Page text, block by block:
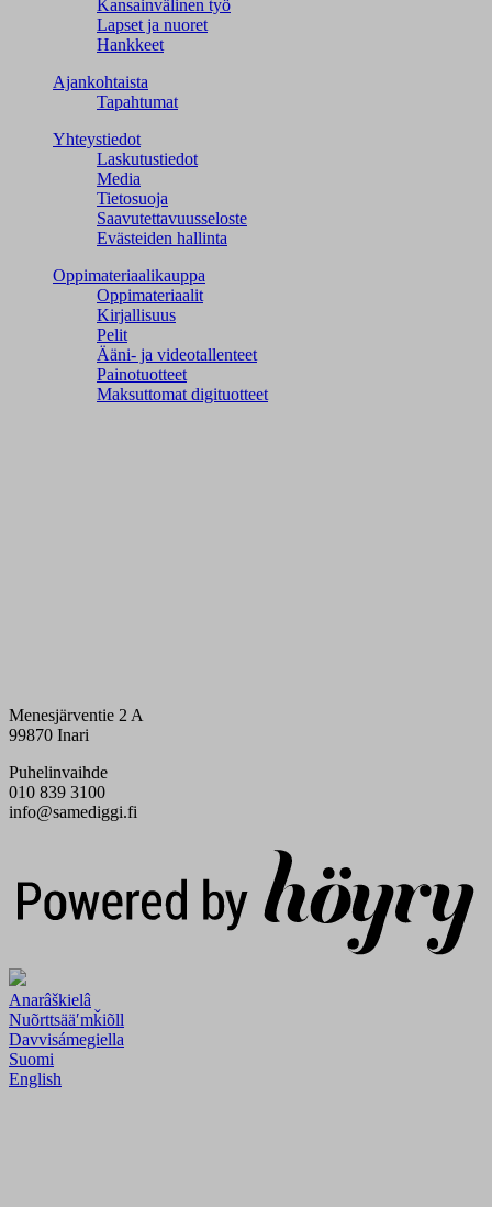
Kansainvälinen työ
Lapset ja nuoret
Hankkeet
Ajankohtaista
Tapahtumat
Yhteystiedot
Laskutustiedot
Media
Tietosuoja
Saavutettavuusseloste
Evästeiden hallinta
Oppimateriaalikauppa
Oppimateriaalit
Kirjallisuus
Pelit
Ääni- ja videotallenteet
Painotuotteet
Maksuttomat digituotteet
Menesjärventie 2 A
99870 Inari
Puhelinvaihde
010 839 3100
info@samediggi.fi
Anarâškielâ
Nuõrttsääʹmǩiõll
Davvisámegiella
Suomi
English